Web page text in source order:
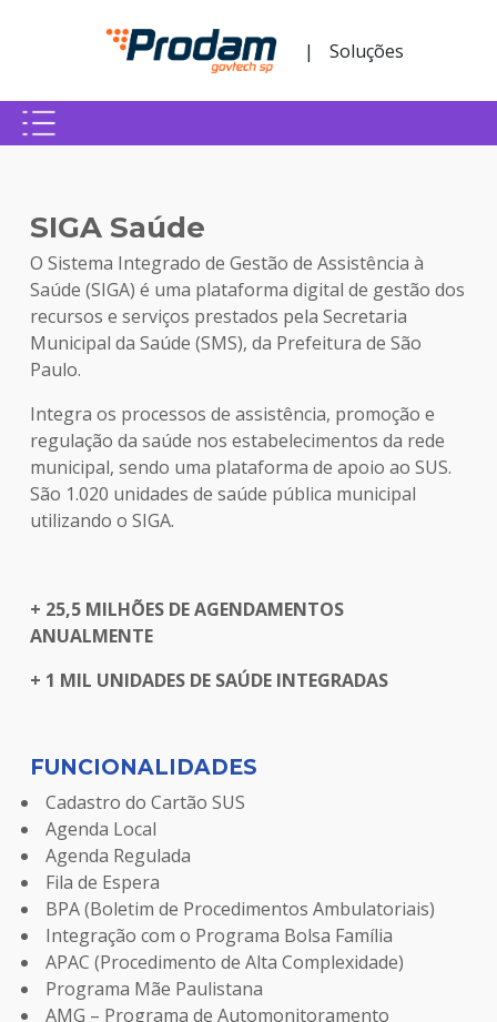
Pular para o Conteúdo principal
|
Soluções
SIGA Saúde
O Sistema Integrado de Gestão de Assistência à
Saúde (SIGA) é uma plataforma digital de gestão dos
recursos e serviços prestados pela Secretaria
Municipal da Saúde (SMS), da Prefeitura de São
Paulo.
Integra os processos de assistência, promoção e
regulação da saúde nos estabelecimentos da rede
municipal, sendo uma plataforma de apoio ao SUS.
São 1.020 unidades de saúde pública municipal
utilizando o SIGA.
+ 25,5 MILHÕES DE AGENDAMENTOS
ANUALMENTE
+ 1 MIL UNIDADES DE SAÚDE INTEGRADAS
FUNCIONALIDADES
Cadastro do Cartão SUS
Agenda Local
Agenda Regulada
Fila de Espera
BPA (Boletim de Procedimentos Ambulatoriais)
Integração com o Programa Bolsa Família
APAC (Procedimento de Alta Complexidade)
Programa Mãe Paulistana
AMG – Programa de Automonitoramento